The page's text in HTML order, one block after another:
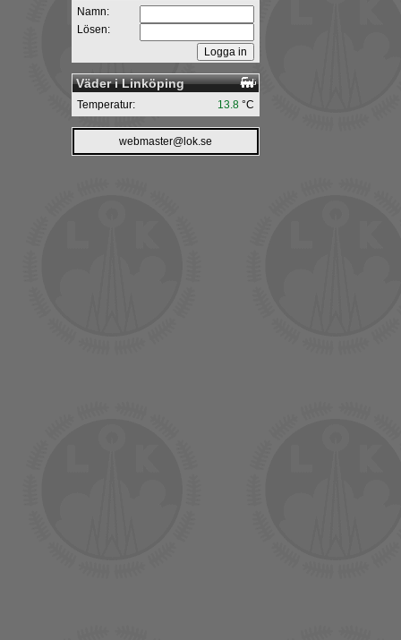
Namn:
Lösen:
Väder i Linköping
13.8 °C
Temperatur:
webmaster@lok.se